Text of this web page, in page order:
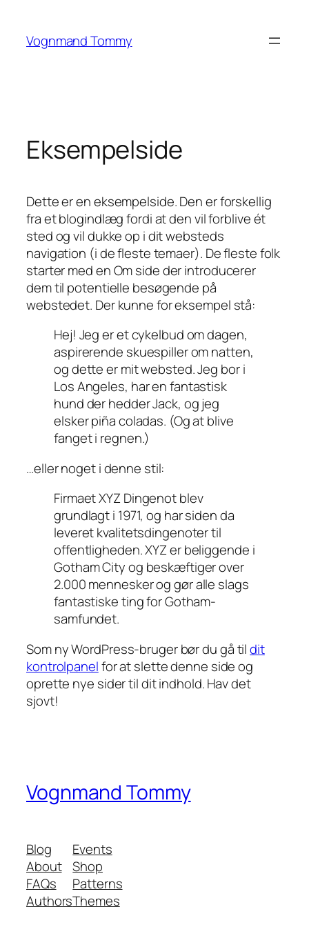
indhold
Vognmand Tommy
Eksempelside
Dette er en eksempelside. Den er forskellig
fra et blogindlæg fordi at den vil forblive ét
sted og vil dukke op i dit websteds
navigation (i de fleste temaer). De fleste folk
starter med en Om side der introducerer
dem til potentielle besøgende på
webstedet. Der kunne for eksempel stå:
Hej! Jeg er et cykelbud om dagen,
aspirerende skuespiller om natten,
og dette er mit websted. Jeg bor i
Los Angeles, har en fantastisk
hund der hedder Jack, og jeg
elsker piña coladas. (Og at blive
fanget i regnen.)
…eller noget i denne stil:
Firmaet XYZ Dingenot blev
grundlagt i 1971, og har siden da
leveret kvalitetsdingenoter til
offentligheden. XYZ er beliggende i
Gotham City og beskæftiger over
2.000 mennesker og gør alle slags
fantastiske ting for Gotham-
samfundet.
Som ny WordPress-bruger bør du gå tildit
kontrolpanelfor at slette denne side og
oprette nye sider til dit indhold. Hav det
sjovt!
Vognmand Tommy
Blog
About
FAQs
Authors
Events
Shop
Patterns
Themes